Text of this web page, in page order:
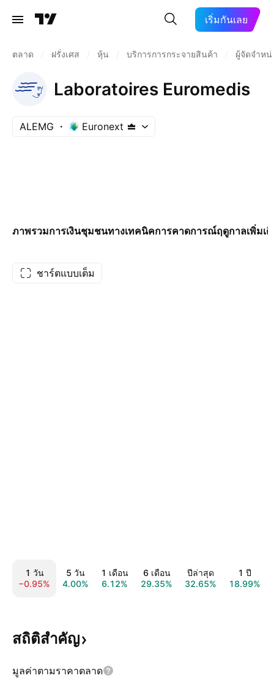
เริ่มกันเลย
ตลาด ฝรั่งเศส หุ้น บริการการกระจายสินค้า ผู้จัดจำห
Laboratoires Euromedis
ALEMG Euronext
ภาพรวมการเงินชุมชนทางเทคนิคการคาดการณ์ฤดูกาลเพิ่มเ
ชาร์ตแบบเต็ม
1 วัน
−0.95%
5 วัน
4.00%
1 เดือน
6.12%
6 เดือน
29.35%
ปีล่าสุด
32.65%
1 ปี
18.99%
สถิติสำคัญ
มูลค่าตามราคาตลาด